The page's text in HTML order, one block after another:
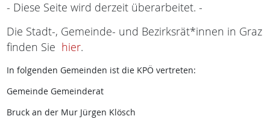
- Diese Seite wird derzeit überarbeitet. -
Die Stadt-, Gemeinde- und Bezirksrät*innen in Graz
finden Sie hier.
In folgenden Gemeinden ist die KPÖ vertreten:
Gemeinde Gemeinderat
Bruck an der Mur Jürgen Klösch